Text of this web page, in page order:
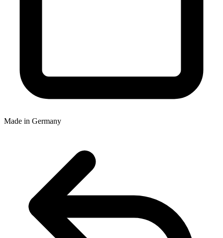
Made in Germany